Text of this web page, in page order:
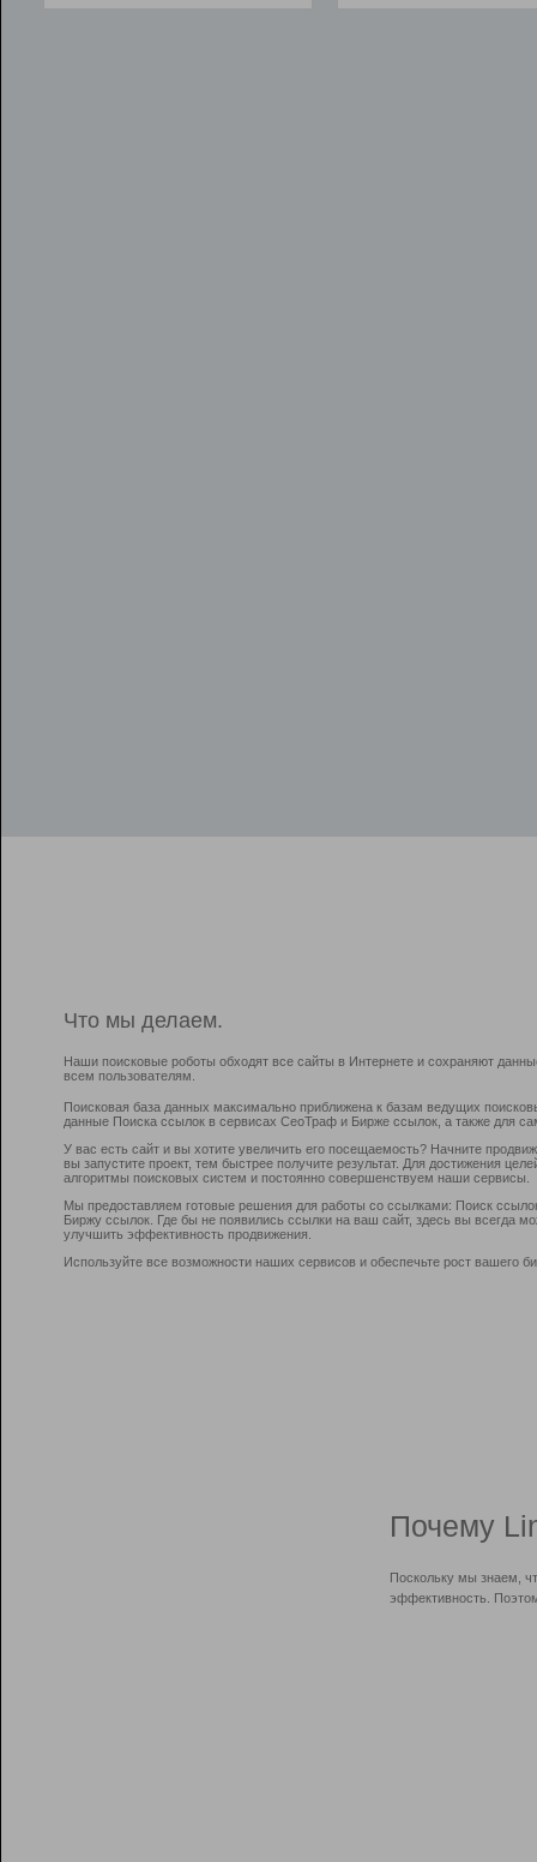
Что мы делаем.
Наши поисковые роботы обходят все сайты в Интернете и сохраняют
всем пользователям.
Поисковая база данных максимально приближена к базам ведущих
данные Поиска ссылок в сервисах СеоТраф и Бирже ссылок, а также для
У вас есть сайт и вы хотите увеличить его посещаемость? Начните
вы запустите проект, тем быстрее получите результат. Для достижения
алгоритмы поисковых систем и постоянно совершенствуем наши сервисы.
Мы предоставляем готовые решения для работы со ссылками: Поиск
Биржу ссылок. Где бы не появились ссылки на ваш сайт, здесь вы всегда
улучшить эффективность продвижения.
Используйте все возможности наших сервисов и обеспечьте рост вашего
Почему
Поскольку мы знаем,
эффективность.